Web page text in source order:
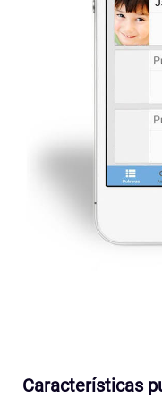
Características